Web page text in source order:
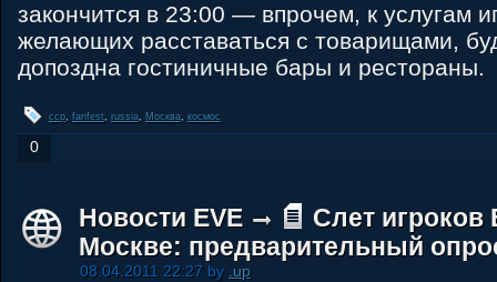
закончится в 23:00 — впрочем, к услугам
желающих расставаться с товарищами,
допоздна гостиничные бары и рестораны.
ccp, fanfest, russia, Москва, космос
0
Новости EVE
Слет игроков
Москве: предварительный
08.04.2011 22:27 by .up